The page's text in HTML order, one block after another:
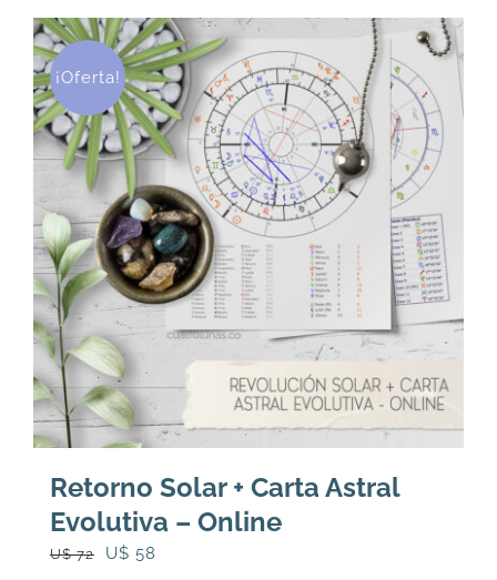
U$
72.
U$
58.
¡Oferta!
Retorno Solar + Carta Astral
Evolutiva – Online
U$72
El
U$ 58